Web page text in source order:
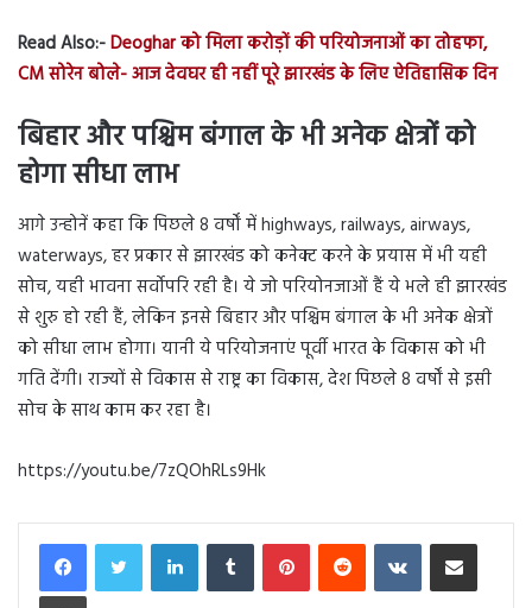
Read Also:-Deoghar को मिला करोड़ों की परियोजनाओं का तोहफा,
CM सोरेन बोले- आज देवघर ही नहीं पूरे झारखंड के लिए ऐतिहासिक दिन
बिहार और पश्चिम बंगाल के भी अनेक क्षेत्रों को
होगा सीधा लाभ
आगे उन्होनें कहा कि पिछले 8 वर्षों में highways, railways, airways,
waterways, हर प्रकार से झारखंड को कनेक्ट करने के प्रयास में भी यही
सोच, यही भावना सर्वोपरि रही है। ये जो परियोनजाओं हैं ये भले ही झारखंड
से शुरु हो रही हैं, लेकिन इनसे बिहार और पश्चिम बंगाल के भी अनेक क्षेत्रों
को सीधा लाभ होगा। यानी ये परियोजनाएं पूर्वी भारत के विकास को भी
गति देंगी। राज्यों से विकास से राष्ट्र का विकास, देश पिछले 8 वर्षों से इसी
सोच के साथ काम कर रहा है।
https://youtu.be/7zQOhRLs9Hk
LinkedInTumblr PinterestReddit VKontakteShare via Email
Print